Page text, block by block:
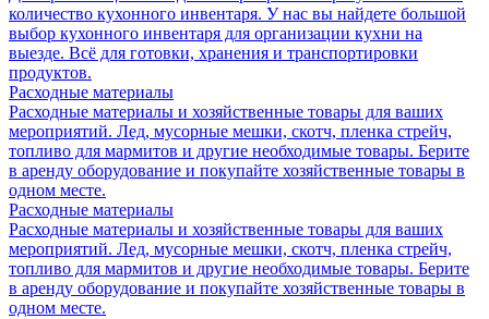
количество кухонного инвентаря. У нас вы найдете большой
выбор кухонного инвентаря для организации кухни на
выезде. Всё для готовки, хранения и транспортировки
продуктов.
Расходные материалы
Расходные материалы и хозяйственные товары для ваших
мероприятий. Лед, мусорные мешки, скотч, пленка стрейч,
топливо для мармитов и другие необходимые товары. Берите
в аренду оборудование и покупайте хозяйственные товары в
одном месте.
Расходные материалы
Расходные материалы и хозяйственные товары для ваших
мероприятий. Лед, мусорные мешки, скотч, пленка стрейч,
топливо для мармитов и другие необходимые товары. Берите
в аренду оборудование и покупайте хозяйственные товары в
одном месте.